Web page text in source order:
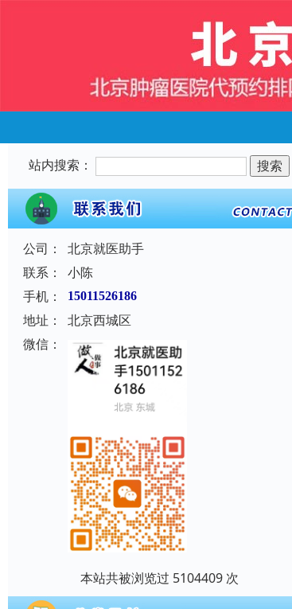
站内搜索：
公司：
北京就医助手
联系：
小陈
手机：
15011526186
地址：
北京西城区
微信：
本站共被浏览过 5104409 次